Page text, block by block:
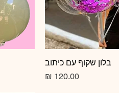
תצוגה מהירה
בלון שקוף עם כיתוב
מחיר‏120.00 ‏₪